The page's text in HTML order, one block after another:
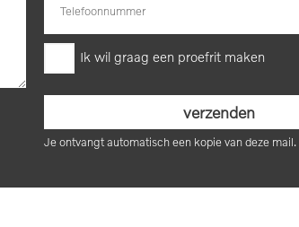
Ik wil graag een proefrit maken
Je ontvangt automatisch een kopie van deze mail.